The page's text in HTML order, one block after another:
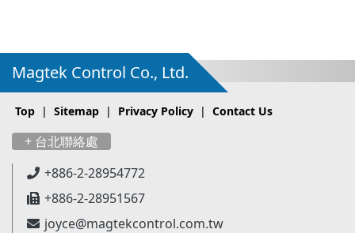
Magtek Control Co., Ltd.
Top | Sitemap | Privacy Policy | Contact Us
+ 台北聯絡處
+886-2-28954772
+886-2-28951567
joyce@magtekcontrol.com.tw